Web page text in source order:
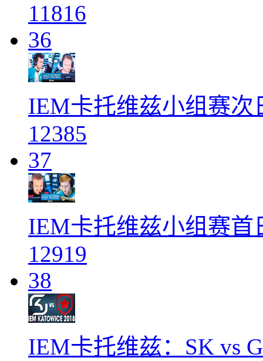
11816
36
IEM卡托维兹小组赛次
12385
37
IEM卡托维兹小组赛首
12919
38
IEM卡托维兹：SK vs